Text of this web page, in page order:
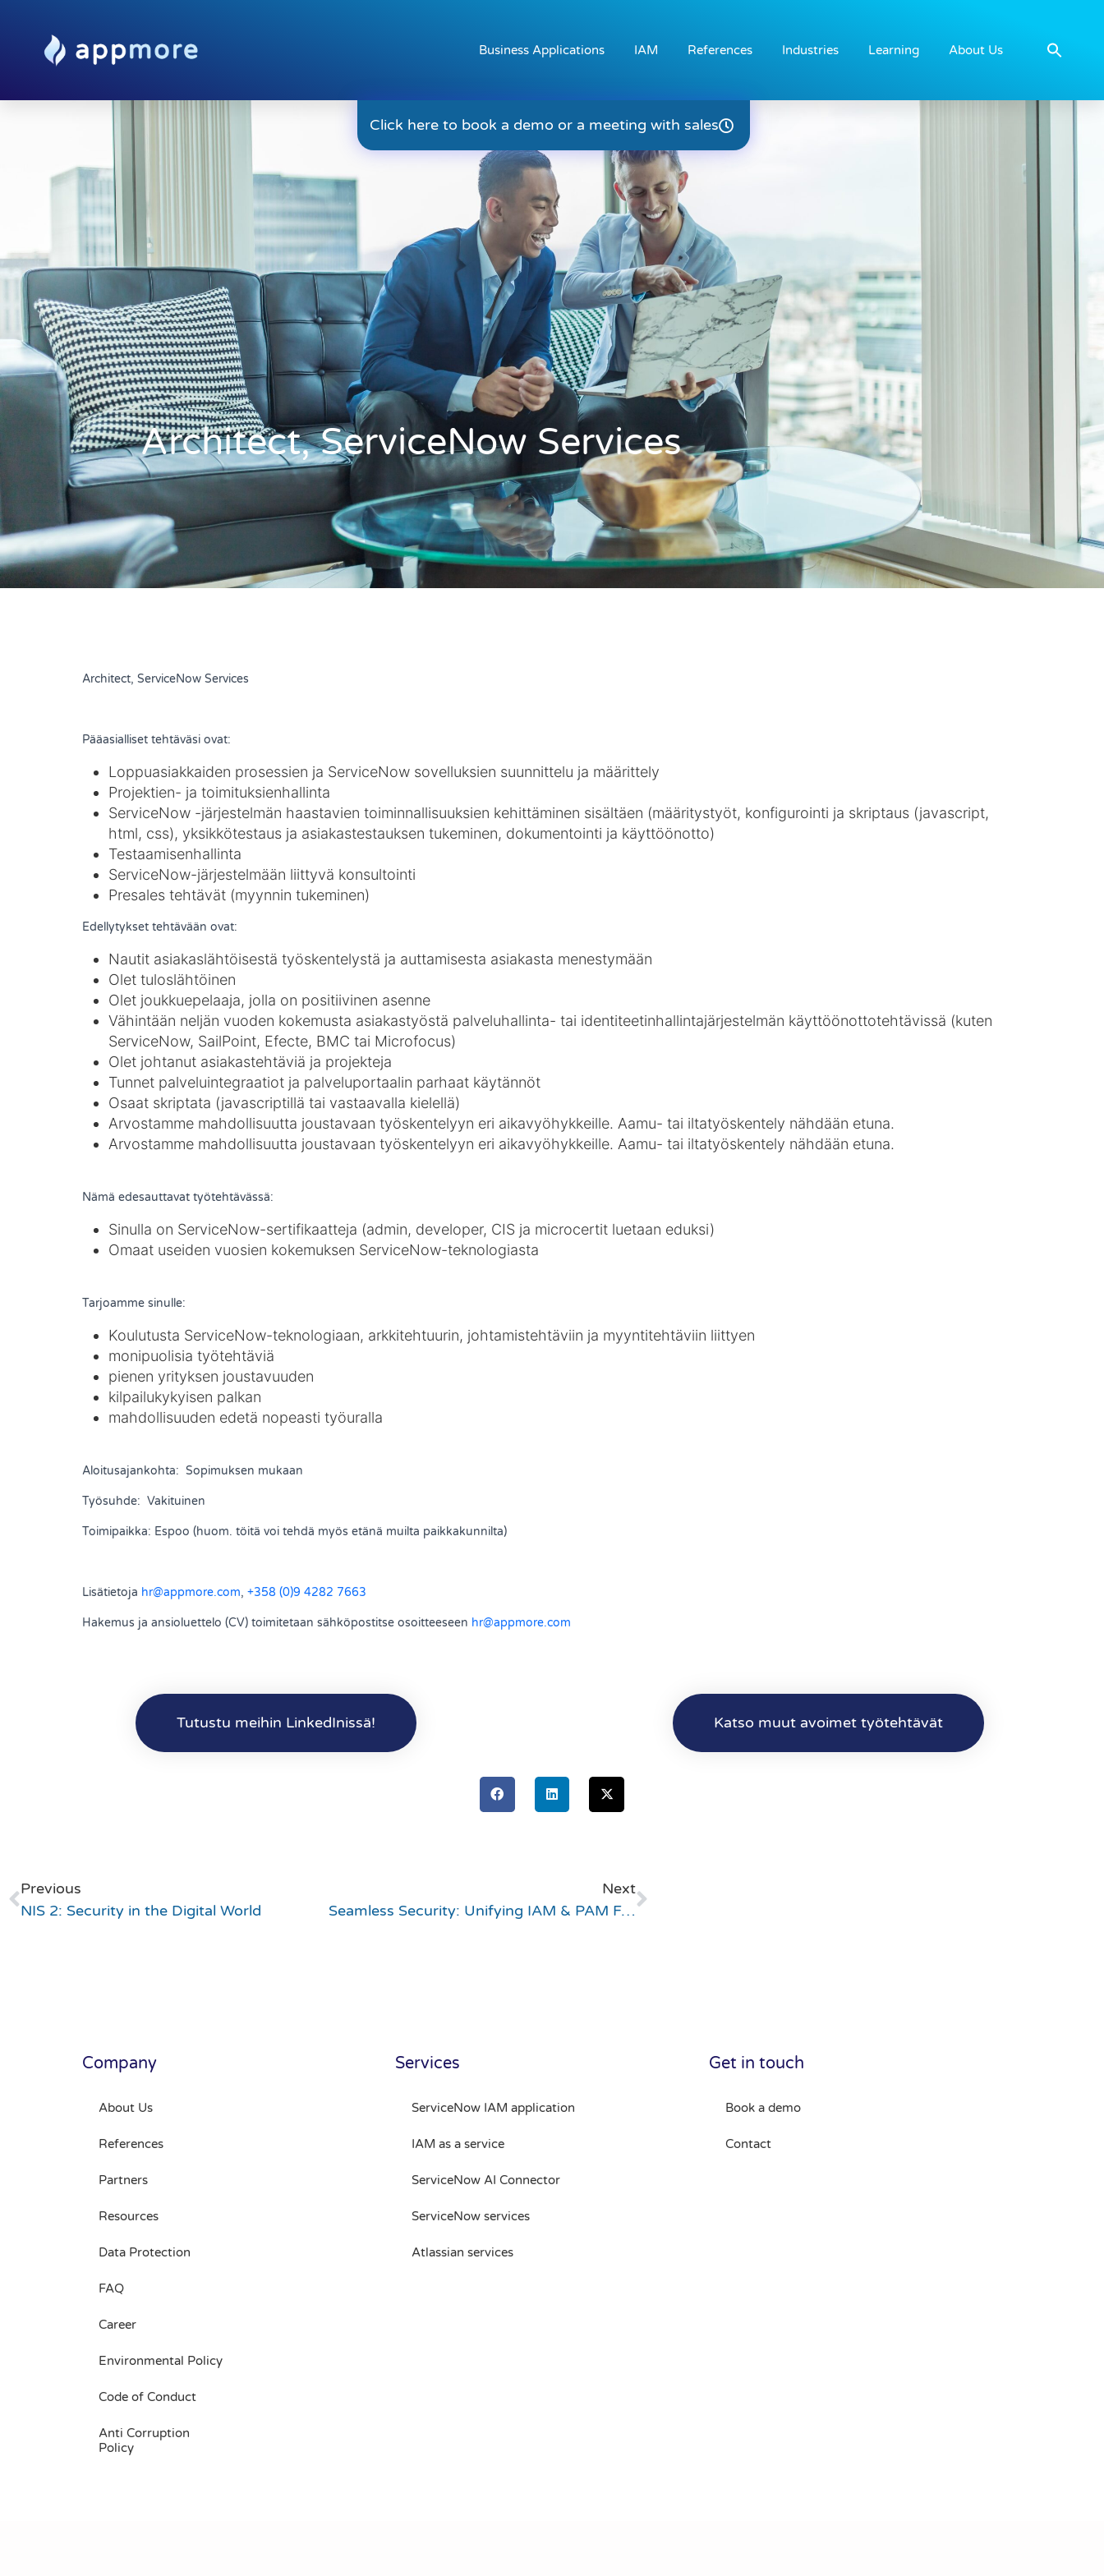
Business Applications IAM References Industries Learning About Us
Click here to book a demo or a meeting with sales
Architect, ServiceNow Services
Architect, ServiceNow Services
Pääasialliset tehtäväsi ovat:
Loppuasiakkaiden prosessien ja ServiceNow sovelluksien suunnittelu ja määrittely
Projektien- ja toimituksienhallinta
ServiceNow -järjestelmän haastavien toiminnallisuuksien kehittäminen sisältäen (määritystyöt, konfigurointi ja skriptaus (javascript,
html, css), yksikkötestaus ja asiakastestauksen tukeminen, dokumentointi ja käyttöönotto)
Testaamisenhallinta
ServiceNow-järjestelmään liittyvä konsultointi
Presales tehtävät (myynnin tukeminen)
Edellytykset tehtävään ovat:
Nautit asiakaslähtöisestä työskentelystä ja auttamisesta asiakasta menestymään
Olet tuloslähtöinen
Olet joukkuepelaaja, jolla on positiivinen asenne
Vähintään neljän vuoden kokemusta asiakastyöstä palveluhallinta- tai identiteetinhallintajärjestelmän käyttöönottotehtävissä (kuten
ServiceNow, SailPoint, Efecte, BMC tai Microfocus)
Olet johtanut asiakastehtäviä ja projekteja
Tunnet palveluintegraatiot ja palveluportaalin parhaat käytännöt
Osaat skriptata (javascriptillä tai vastaavalla kielellä)
Arvostamme mahdollisuutta joustavaan työskentelyyn eri aikavyöhykkeille. Aamu- tai iltatyöskentely nähdään etuna.
Arvostamme mahdollisuutta joustavaan työskentelyyn eri aikavyöhykkeille. Aamu- tai iltatyöskentely nähdään etuna.
Nämä edesauttavat työtehtävässä:
Sinulla on ServiceNow-sertifikaatteja (admin, developer, CIS ja microcertit luetaan eduksi)
Omaat useiden vuosien kokemuksen ServiceNow-teknologiasta
Tarjoamme sinulle:
Koulutusta ServiceNow-teknologiaan, arkkitehtuurin, johtamistehtäviin ja myyntitehtäviin liittyen
monipuolisia työtehtäviä
pienen yrityksen joustavuuden
kilpailukykyisen palkan
mahdollisuuden edetä nopeasti työuralla
Aloitusajankohta: Sopimuksen mukaan
Työsuhde: Vakituinen
Toimipaikka: Espoo (huom. töitä voi tehdä myös etänä muilta paikkakunnilta)
Lisätietoja hr@appmore.com, +358 (0)9 4282 7663
Hakemus ja ansioluettelo (CV) toimitetaan sähköpostitse osoitteeseen hr@appmore.com
Tutustu meihin LinkedInissä! Katso muut avoimet työtehtävät
Previous
NIS 2: Security in the Digital World
Next
Seamless Security: Unifying IAM & PAM For Identity-Centric Access Management And Workflow Approvals
Company
About Us
References
Partners
Resources
Data Protection
FAQ
Career
Environmental Policy
Code of Conduct
Anti Corruption
Policy
Services
ServiceNow IAM application
IAM as a service
ServiceNow AI Connector
ServiceNow services
Atlassian services
Get in touch
Book a demo
Contact